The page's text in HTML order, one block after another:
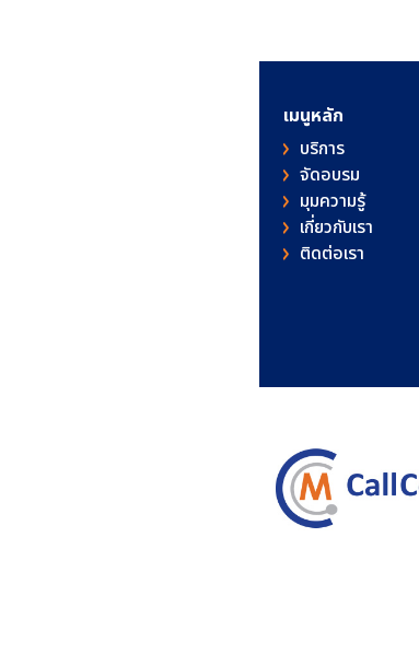
เมนูหลัก
บริการ
จัดอบรม
มุมความรู้
เกี่ยวกับเรา
ติดต่อเรา